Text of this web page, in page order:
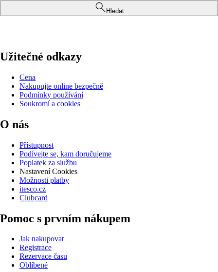
Hledat
Užitečné odkazy
Cena
Nakupujte online bezpečně
Podmínky používání
Soukromí a cookies
O nás
Přístupnost
Podívejte se, kam doručujeme
Poplatek za službu
Nastavení Cookies
Možnosti platby
itesco.cz
Clubcard
Pomoc s prvním nákupem
Jak nakupovat
Registrace
Rezervace času
Oblíbené